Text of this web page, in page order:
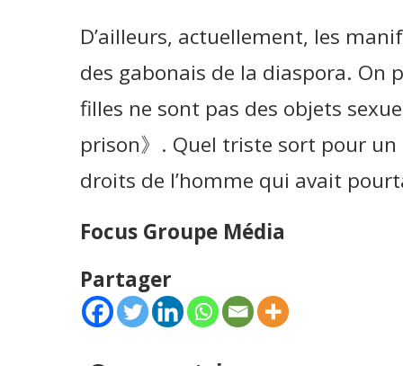
D’ailleurs, actuellement, les
des gabonais de la diaspora. On
filles ne sont pas des objets
prison》. Quel triste sort pour
droits de l’homme qui avait
Focus Groupe Média
Partager